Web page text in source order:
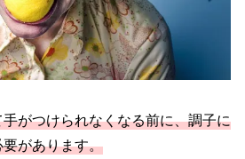
がつけられなくなる前に、調子に
があります。